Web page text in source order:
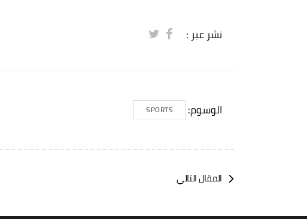
نشر عبر :
الوسوم: SPORTS
المقال التالي